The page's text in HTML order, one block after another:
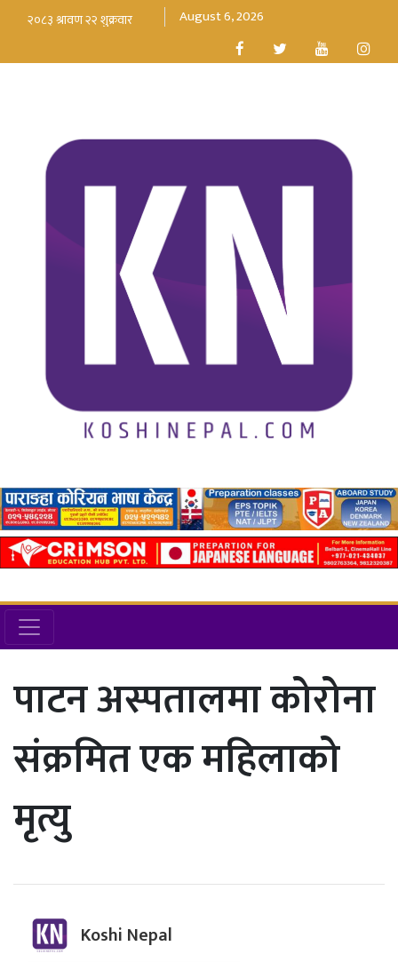
August 6, 2026
पाटन अस्पतालमा कोरोना
संक्रमित एक महिलाको
मृत्यु
Koshi Nepal